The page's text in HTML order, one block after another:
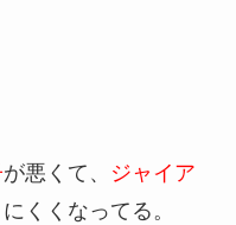
が悪くて、
ジャイア
くくなってる。